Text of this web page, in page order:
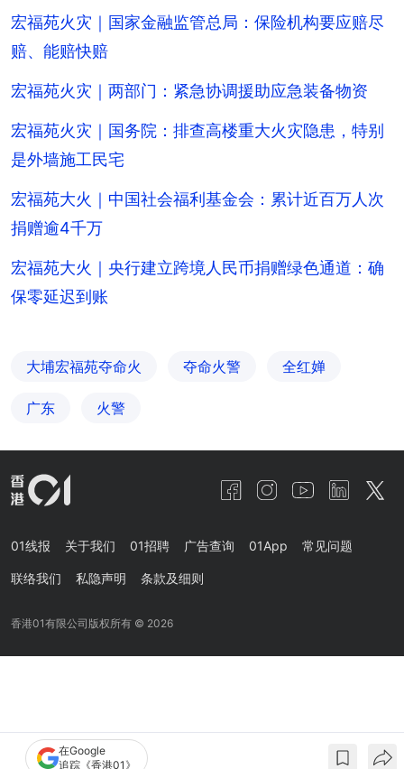
宏福苑火灾｜国家金融监管总局：保险机构要应赔尽
赔、能赔快赔
宏福苑火灾｜两部门：紧急协调援助应急装备物资
宏福苑火灾｜国务院：排查高楼重大火灾隐患，特别
是外墙施工民宅
宏福苑大火｜中国社会福利基金会：累计近百万人次
捐赠逾4千万
宏福苑大火｜央行建立跨境人民币捐赠绿色通道：确
保零延迟到账
大埔宏福苑夺命火 夺命火警 全红婵
广东 火警
在Google
追踪《香港01》
01线报 关于我们 01招聘 广告查询 01App 常见问题
联络我们 私隐声明 条款及细则
香港01有限公司版权所有 © 2026